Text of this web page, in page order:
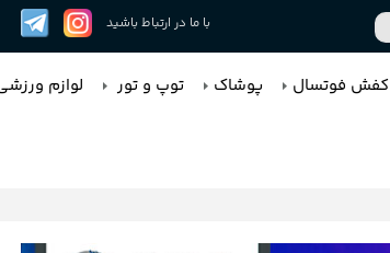
با ما در ارتباط باشید
کفش فوتسال پوشاک توپ و تور لوازم